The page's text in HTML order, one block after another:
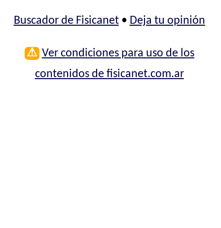
Buscador de Fisicanet• Deja tu opinión
⚠ Ver condiciones para uso de los
contenidos de fisicanet.com.ar